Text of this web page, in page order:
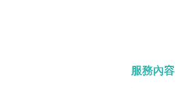
服務內容